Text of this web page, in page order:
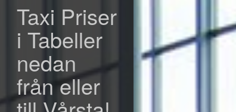
Taxi Priser
i Tabeller
nedan
från eller